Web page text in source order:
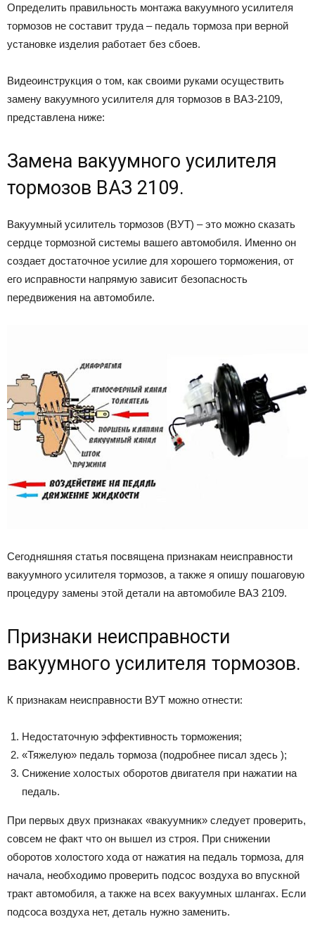
Определить правильность монтажа вакуумного усилителя
тормозов не составит труда – педаль тормоза при верной
установке изделия работает без сбоев.
Видеоинструкция о том, как своими руками осуществить
замену вакуумного усилителя для тормозов в ВАЗ-2109,
представлена ниже:
Замена вакуумного усилителя
тормозов ВАЗ 2109.
Вакуумный усилитель тормозов (ВУТ) – это можно сказать
сердце тормозной системы вашего автомобиля. Именно он
создает достаточное усилие для хорошего торможения, от
его исправности напрямую зависит безопасность
передвижения на автомобиле.
Сегодняшняя статья посвящена признакам неисправности
вакуумного усилителя тормозов, а также я опишу пошаговую
процедуру замены этой детали на автомобиле ВАЗ 2109.
Признаки неисправности
вакуумного усилителя тормозов.
К признакам неисправности ВУТ можно отнести:
Недостаточную эффективность торможения;
«Тяжелую» педаль тормоза (подробнее писал здесь );
Снижение холостых оборотов двигателя при нажатии на
педаль.
При первых двух признаках «вакуумник» следует проверить,
совсем не факт что он вышел из строя. При снижении
оборотов холостого хода от нажатия на педаль тормоза, для
начала, необходимо проверить подсос воздуха во впускной
тракт автомобиля, а также на всех вакуумных шлангах. Если
подсоса воздуха нет, деталь нужно заменить.